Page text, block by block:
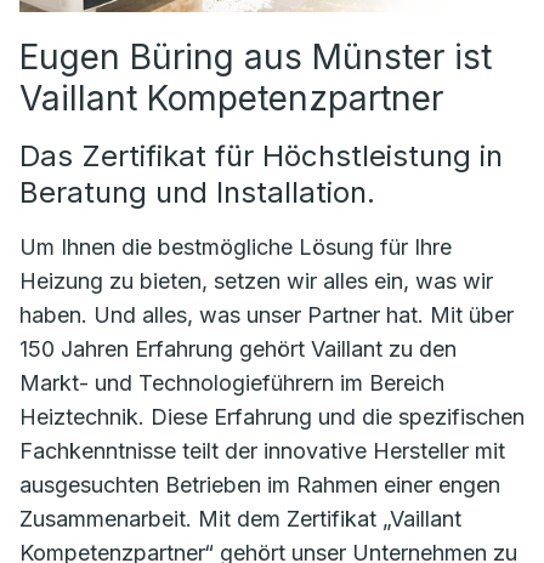
Eugen Büring aus Münster ist
Vaillant Kompetenzpartner
Das Zertifikat für Höchstleistung in
Beratung und Installation.
Um Ihnen die bestmögliche Lösung für Ihre
Heizung zu bieten, setzen wir alles ein, was wir
haben. Und alles, was unser Partner hat. Mit über
150 Jahren Erfahrung gehört Vaillant zu den
Markt- und Technologieführern im Bereich
Heiztechnik. Diese Erfahrung und die spezifischen
Fachkenntnisse teilt der innovative Hersteller mit
ausgesuchten Betrieben im Rahmen einer engen
Zusammenarbeit. Mit dem Zertifikat „Vaillant
Kompetenzpartner“ gehört unser Unternehmen zu